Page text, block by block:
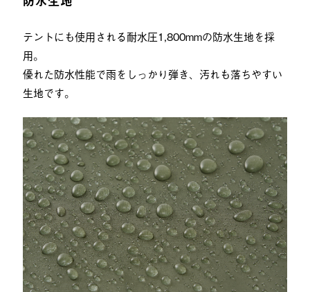
テントにも使用される耐水圧1,800mmの防水生地を採
用。
優れた防水性能で雨をしっかり弾き、汚れも落ちやすい
生地です。